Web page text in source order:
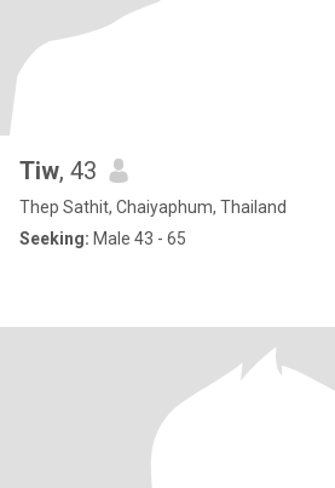
Tiw, 43
Thep Sathit, Chaiyaphum, Thailand
Seeking: Male 43 - 65